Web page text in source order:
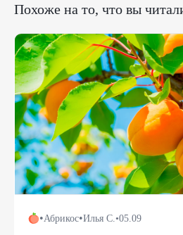
Похоже на то, что вы
•Абрикос•Илья С. •05.09